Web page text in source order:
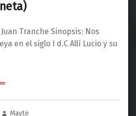
Tranche Sinopsis: Nos
en el siglo I d.C Allí Lucio y su
Mayte